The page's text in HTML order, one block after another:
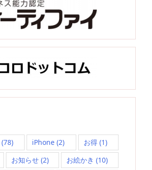
(78) iPhone (2) お得(1)
お知らせ(2) お絵かき (10)